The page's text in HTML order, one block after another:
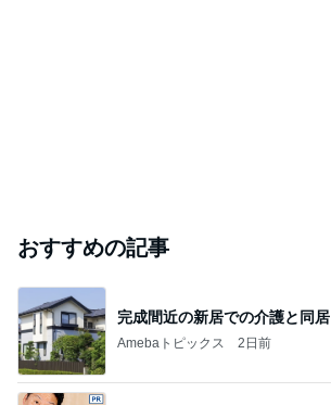
おすすめの記事
完成間近の新居での介護と同居
Amebaトピックス 2日前